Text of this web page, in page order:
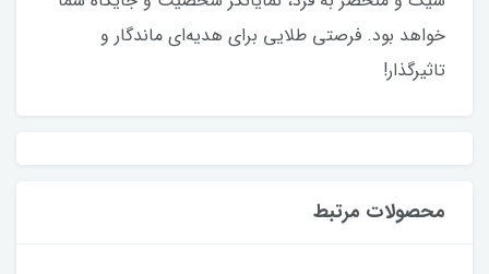
خواهد بود. فرصتی طلایی برای هدیه‌ای ماندگار و
تاثیرگذار!
محصولات مرتبط